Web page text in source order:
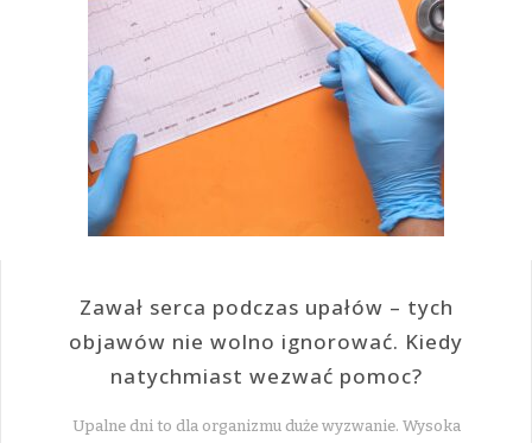
Zawał serca podczas upałów – tych
objawów nie wolno ignorować. Kiedy
natychmiast wezwać pomoc?
Upalne dni to dla organizmu duże wyzwanie. Wysoka